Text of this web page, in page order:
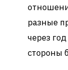
разные
через
стороны